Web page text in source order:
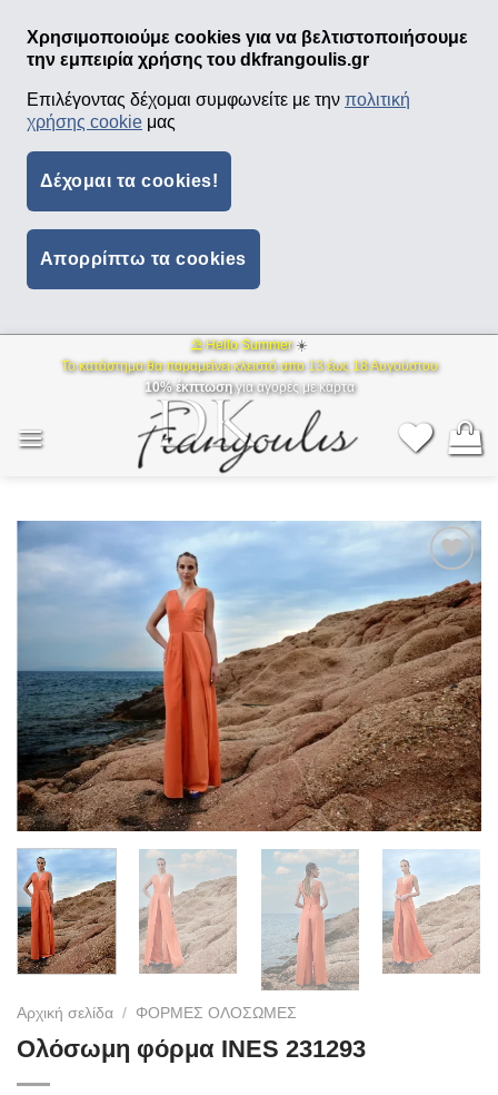
Χρησιμοποιούμε cookies για να βελτιστοποιήσουμε
την εμπειρία χρήσης του dkfrangoulis.gr
Επιλέγοντας δέχομαι συμφωνείτε με την πολιτική
χρήσης cookie μας
Δέχομαι τα cookies!
Απορρίπτω τα cookies
⛱ Hello Summer ☀️
Το κατάστημα θα παραμείνει κλειστό απο 13 έως 18 Αυγούστου
10% έκπτωσηγια αγορές με κάρτα
Add to
wishlist
Αρχική σελίδα / ΦΟΡΜΕΣ ΟΛΟΣΩΜΕΣ
Ολόσωμη φόρμα INES 231293